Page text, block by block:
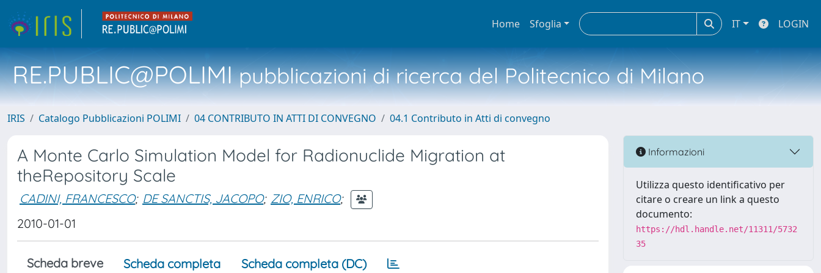
Home Sfoglia IT LOGIN
RE.PUBLIC@POLIMIpubblicazioni di ricerca del Politecnico di Milano
IRIS Catalogo Pubblicazioni POLIMI 04 CONTRIBUTO IN ATTI DI CONVEGNO 04.1 Contributo in Atti di convegno
A Monte Carlo Simulation Model for Radionuclide Migration at
theRepository Scale
CADINI, FRANCESCO; DE SANCTIS, JACOPO; ZIO, ENRICO;
2010-01-01
Scheda breve Scheda completa Scheda completa (DC)
Informazioni
Utilizza questo identificativo per
citare o creare un link a questo
documento:
https://hdl.handle.net/11311/5732
35